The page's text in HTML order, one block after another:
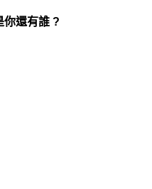
你還有誰 ?